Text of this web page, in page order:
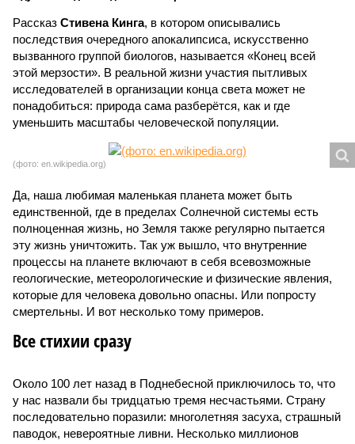
Рассказ Стивена Кинга, в котором описывались
последствия очередного апокалипсиса, искусственно
вызванного группой биологов, называется «Конец всей
этой мерзости». В реальной жизни участия пытливых
исследователей в организации конца света может не
понадобиться: природа сама разберётся, как и где
уменьшить масштабы человеческой популяции.
(фото: en.wikipedia.org)
Да, наша любимая маленькая планета может быть
единственной, где в пределах Солнечной системы есть
полноценная жизнь, но Земля также регулярно пытается
эту жизнь уничтожить. Так уж вышло, что внутренние
процессы на планете включают в себя всевозможные
геологические, метеорологические и физические явления,
которые для человека довольно опасны. Или попросту
смертельны. И вот несколько тому примеров.
Все стихии сразу
Около 100 лет назад в Поднебесной приключилось то, что
у нас назвали бы тридцатью тремя несчастьями. Страну
последовательно поразили: многолетняя засуха, страшный
паводок, невероятные ливни. Несколько миллионов